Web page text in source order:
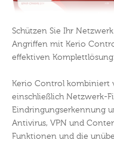
Schützen Sie Ihr
Angriffen mit Kerio
effektiven Komplettlösung.
Kerio Control kombiniert
einschließlich Netzwerk-
Eindringungserkennung
Antivirus, VPN und
Funktionen und die